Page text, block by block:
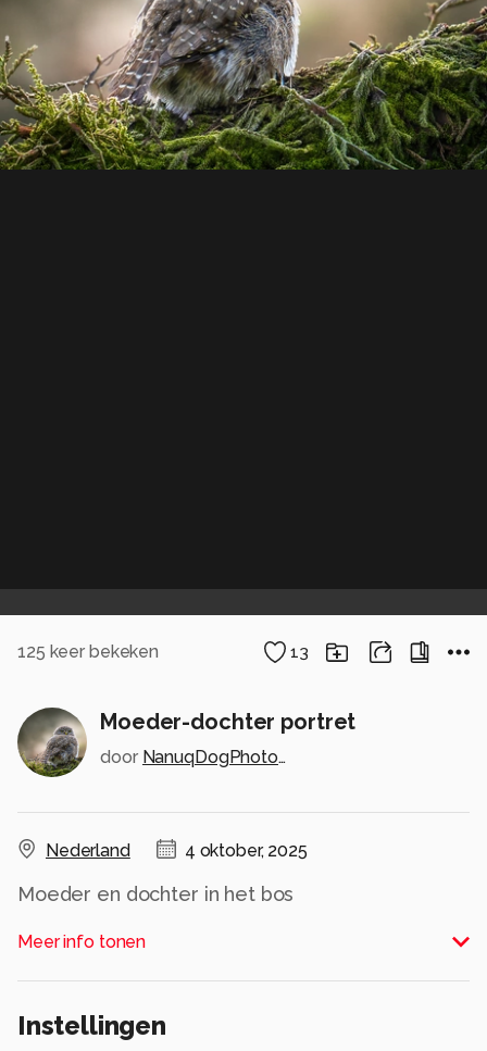
125 keer bekeken 13
Moeder-dochter portret
door NanuqDogPhotography
Nederland 4 oktober, 2025
Moeder en dochter in het bos
Alle rechten voorbehouden
Meer info tonen
Instellingen